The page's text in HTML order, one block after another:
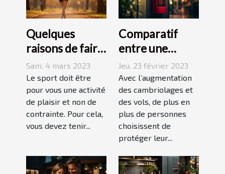
Quelques
raisons de faire
du sport
Sam. 4 mars 2023
Le sport doit être
pour vous une activité
de plaisir et non de
contrainte. Pour cela,
vous devez tenir...
Comparatif
entre une
agence sécurité
et un système
d’alarme
Jeu. 23 février 2023
Avec l’augmentation
des cambriolages et
des vols, de plus en
plus de personnes
choisissent de
protéger leur...